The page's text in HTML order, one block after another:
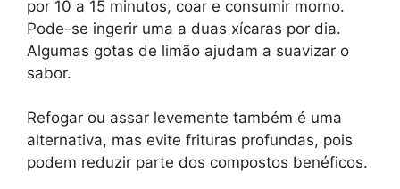
por 10 a 15 minutos, coar e consumir morno.
Pode-se ingerir uma a duas xícaras por dia.
Algumas gotas de limão ajudam a suavizar o
sabor.
Refogar ou assar levemente também é uma
alternativa, mas evite frituras profundas, pois
podem reduzir parte dos compostos benéficos.